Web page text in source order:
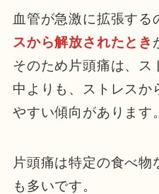
血管が急激に拡張する
スから解放されたとき
そのため片頭痛は、ス
中よりも、ストレスか
やすい傾向があります。
片頭痛は特定の食べ物
も多いです。